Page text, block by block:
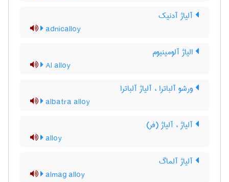
آلیاژ آدنیک
adnicalloy
الیاژ آلومینیوم
Al alloy
ورشو آلباترا ، آلیاژ آلباترا
albatra alloy
آلیاژ ، آلیاژ (فر)
alloy
آلیاژ آلماگ
almag alloy